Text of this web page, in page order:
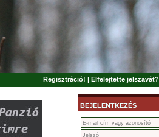
Regisztráció! | Elfelejtette jelszavát?
BEJELENTKEZÉS